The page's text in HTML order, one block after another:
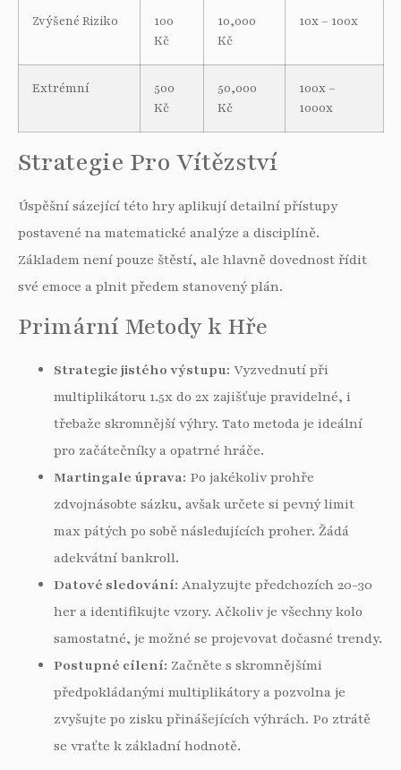
Zvýšené Riziko
100
Kč
10,000
Kč
10x – 100x
Extrémní
500
Kč
50,000
Kč
100x –
1000x
Strategie Pro Vítězství
Úspěšní sázející této hry aplikují detailní přístupy
postavené na matematické analýze a disciplíně.
Základem není pouze štěstí, ale hlavně dovednost řídit
své emoce a plnit předem stanovený plán.
Primární Metody k Hře
Strategie jistého výstupu: Vyzvednutí při
multiplikátoru 1.5x do 2x zajišťuje pravidelné, i
třebaže skromnější výhry. Tato metoda je ideální
pro začátečníky a opatrné hráče.
Martingale úprava: Po jakékoliv prohře
zdvojnásobte sázku, avšak určete si pevný limit
max pátých po sobě následujících proher. Žádá
adekvátní bankroll.
Datové sledování: Analyzujte předchozích 20-30
her a identifikujte vzory. Ačkoliv je všechny kolo
samostatné, je možné se projevovat dočasné trendy.
Postupné cílení: Začněte s skromnějšími
předpokládanými multiplikátory a pozvolna je
zvyšujte po zisku přinášejících výhrách. Po ztrátě
se vraťte k základní hodnotě.